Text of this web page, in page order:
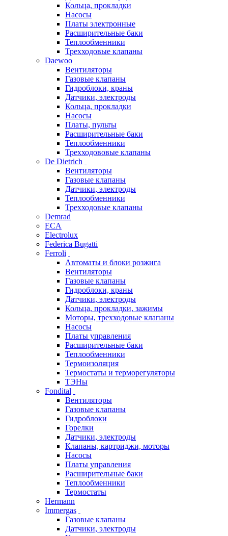
Кольца, прокладки
Насосы
Платы электронные
Расширительные баки
Теплообменники
Трехходовые клапаны
Daewoo
Вентиляторы
Газовые клапаны
Гидроблоки, краны
Датчики, электроды
Кольца, прокладки
Насосы
Платы, пульты
Расширительные баки
Теплообменники
Трехходововые клапаны
De Dietrich
Вентиляторы
Газовые клапаны
Датчики, электроды
Теплообменники
Трехходовые клапаны
Demrad
ECA
Electrolux
Federica Bugatti
Ferroli
Автоматы и блоки розжига
Вентиляторы
Газовые клапаны
Гидроблоки, краны
Датчики, электроды
Кольца, прокладки, зажимы
Моторы, трехходовые клапаны
Насосы
Платы управления
Расширительные баки
Теплообменники
Термоизоляция
Термостаты и терморегуляторы
ТЭНы
Fondital
Вентиляторы
Газовые клапаны
Гидроблоки
Горелки
Датчики, электроды
Клапаны, картриджи, моторы
Насосы
Платы управления
Расширительные баки
Теплообменники
Термостаты
Hermann
Immergas
Газовые клапаны
Датчики, электроды